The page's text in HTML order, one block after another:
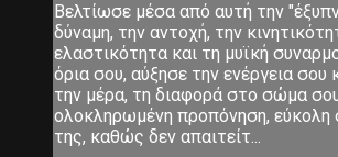
Βελτίωσε μέσα από αυτή την
δύναμη, την αντοχή, την
ελαστικότητα και τη μυϊκή
όρια σου, αύξησε την ενέργεια σου
την μέρα, τη διαφορά στο σώμα
ολοκληρωμένη προπόνηση, εύκολη
της, καθώς δεν απαιτείτ...